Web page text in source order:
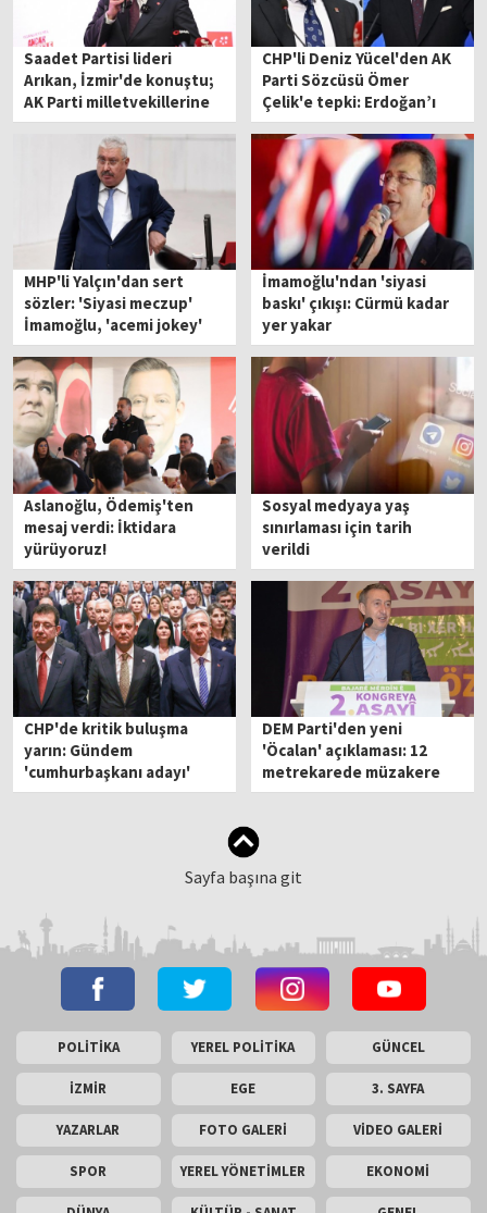
Saadet Partisi lideri
Arıkan, İzmir'de konuştu;
AK Parti milletvekillerine
'Gazze' tepkisi
CHP'li Deniz Yücel'den AK
Parti Sözcüsü Ömer
Çelik'e tepki: Erdoğan’ı
susturan güç nedir?
MHP'li Yalçın'dan sert
sözler: 'Siyasi meczup'
İmamoğlu, 'acemi jokey'
Özgür Özel!
İmamoğlu'ndan 'siyasi
baskı' çıkışı: Cürmü kadar
yer yakar
Aslanoğlu, Ödemiş'ten
mesaj verdi: İktidara
yürüyoruz!
Sosyal medyaya yaş
sınırlaması için tarih
verildi
CHP'de kritik buluşma
yarın: Gündem
'cumhurbaşkanı adayı'
DEM Parti'den yeni
'Öcalan' açıklaması: 12
metrekarede müzakere
olmaz
Sayfa başına git
POLİTİKA YEREL POLİTİKA GÜNCEL
İZMİR EGE 3. SAYFA
YAZARLAR FOTO GALERİ VİDEO GALERİ
SPOR YEREL YÖNETİMLER EKONOMİ